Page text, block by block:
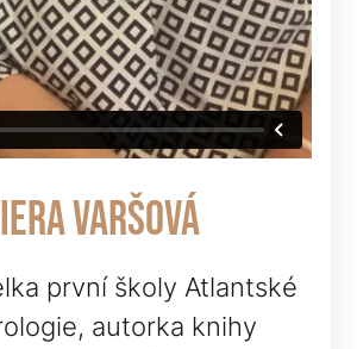
varšová
první školy Atlantské
autorka knihy